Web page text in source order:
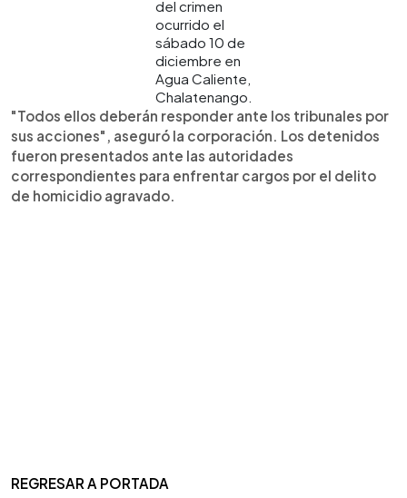
del crimen
ocurrido el
sábado 10 de
diciembre en
Agua Caliente,
Chalatenango.
"Todos ellos deberán responder ante los tribunales por
sus acciones", aseguró la corporación. Los detenidos
fueron presentados ante las autoridades
correspondientes para enfrentar cargos por el delito
de homicidio agravado.
REGRESAR A PORTADA